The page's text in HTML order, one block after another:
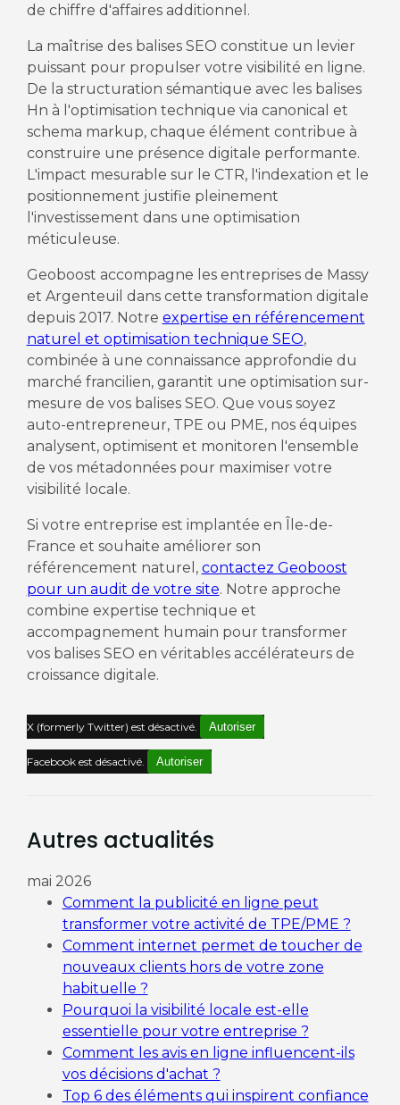
de chiffre d'affaires additionnel.
La maîtrise des balises SEO constitue un levier
puissant pour propulser votre visibilité en ligne.
De la structuration sémantique avec les balises
Hn à l'optimisation technique via canonical et
schema markup, chaque élément contribue à
construire une présence digitale performante.
L'impact mesurable sur le CTR, l'indexation et le
positionnement justifie pleinement
l'investissement dans une optimisation
méticuleuse.
Geoboost accompagne les entreprises de Massy
et Argenteuil dans cette transformation digitale
depuis 2017. Notre expertise en référencement
naturel et optimisation technique SEO,
combinée à une connaissance approfondie du
marché francilien, garantit une optimisation sur-
mesure de vos balises SEO. Que vous soyez
auto-entrepreneur, TPE ou PME, nos équipes
analysent, optimisent et monitoren l'ensemble
de vos métadonnées pour maximiser votre
visibilité locale.
Si votre entreprise est implantée en Île-de-
France et souhaite améliorer son
référencement naturel, contactez Geoboost
pour un audit de votre site. Notre approche
combine expertise technique et
accompagnement humain pour transformer
vos balises SEO en véritables accélérateurs de
croissance digitale.
X (formerly Twitter) est désactivé. Autoriser
Facebook est désactivé. Autoriser
Autres actualités
mai 2026
Comment la publicité en ligne peut
transformer votre activité de TPE/PME ?
Comment internet permet de toucher de
nouveaux clients hors de votre zone
habituelle ?
Pourquoi la visibilité locale est-elle
essentielle pour votre entreprise ?
Comment les avis en ligne influencent-ils
vos décisions d'achat ?
Top 6 des éléments qui inspirent confiance